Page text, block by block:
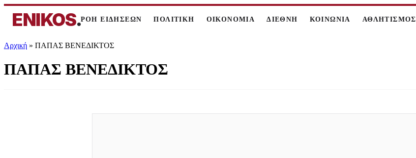
ENIKOS.ΡΟΗ ΕΙΔΗΣΕΩΝ ΠΟΛΙΤΙΚΗ ΟΙΚΟΝΟΜΙΑ ΔΙΕΘΝΗ ΚΟΙΝΩΝΙΑ ΑΘΛΗΤΙΣΜΟΣ
Αρχική » ΠΑΠΑΣ ΒΕΝΕΔΙΚΤΟΣ
ΠΑΠΑΣ ΒΕΝΕΔΙΚΤΟΣ